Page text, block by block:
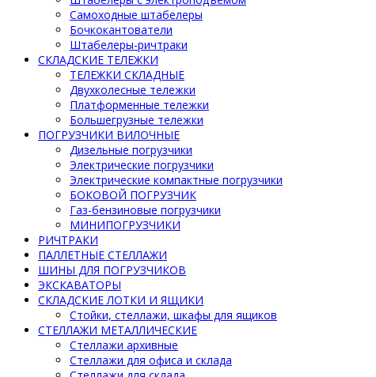
Самоходные штабелеры
Бочкокантователи
Штабелеры-ричтраки
СКЛАДСКИЕ ТЕЛЕЖКИ
ТЕЛЕЖКИ СКЛАДНЫЕ
Двухколесные тележки
Платформенные тележки
Большегрузные тележки
ПОГРУЗЧИКИ ВИЛОЧНЫЕ
Дизельные погрузчики
Электрические погрузчики
Электрические компактные погрузчики
БОКОВОЙ ПОГРУЗЧИК
Газ-бензиновые погрузчики
МИНИПОГРУЗЧИКИ
РИЧТРАКИ
ПАЛЛЕТНЫЕ СТЕЛЛАЖИ
ШИНЫ ДЛЯ ПОГРУЗЧИКОВ
ЭКСКАВАТОРЫ
СКЛАДСКИЕ ЛОТКИ И ЯЩИКИ
Стойки, стеллажи, шкафы для ящиков
СТЕЛЛАЖИ МЕТАЛЛИЧЕСКИЕ
Стеллажи архивные
Стеллажи для офиса и склада